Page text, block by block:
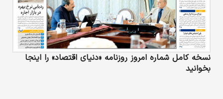
نسخه کامل شماره امروز روزنامه «دنیای‌ اقتصاد» را اینجا
بخوانید